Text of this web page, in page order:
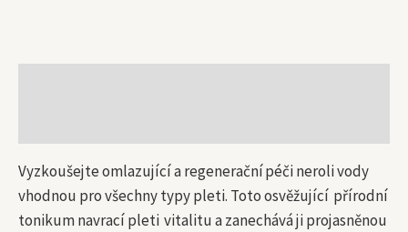
Vyzkoušejte omlazující a regenerační péči neroli vody
vhodnou pro všechny typy pleti. Toto osvěžující přírodní
tonikum navrací pleti vitalitu a zanechává ji projasněnou